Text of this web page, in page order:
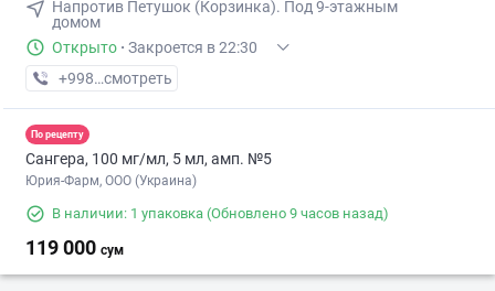
Напротив Петушок (Корзинка). Под 9-этажным
домом
Открыто · Закроется в 22:30
+998 (99) XXX-XX-XX
смотреть
По рецепту
Сангера, 100 мг/мл, 5 мл, амп. №5
Юрия-Фарм, ООО (Украина)
В наличии: 1 упаковка (Обновлено 9 часов назад)
119 000 сум